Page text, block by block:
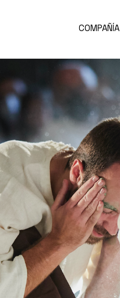
COMPAÑÍA